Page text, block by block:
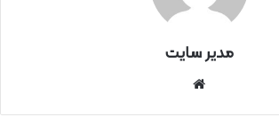
مدیر سایت